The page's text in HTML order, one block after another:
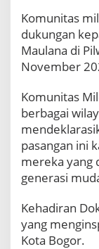
Komunitas
dukungan
Maulana di
November
Komunitas
berbagai
pasangan ini
mereka yang
generasi
Kehadiran
yang
Kota Bogor.